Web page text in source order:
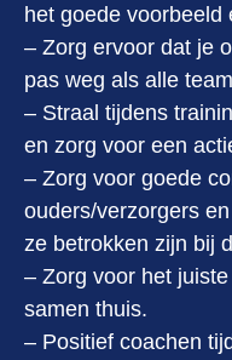
het goede voorbeeld
– Zorg ervoor dat je
pas weg als alle
– Straal tijdens
en zorg voor een
– Zorg voor goede
ouders/verzorgers
ze betrokken zijn bij
– Zorg voor het
samen thuis.
– Positief coachen